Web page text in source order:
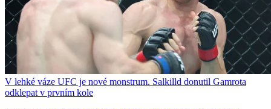
V lehké váze UFC je nové monstrum. Salkilld donutil Gamrota
odklepat v prvním kole